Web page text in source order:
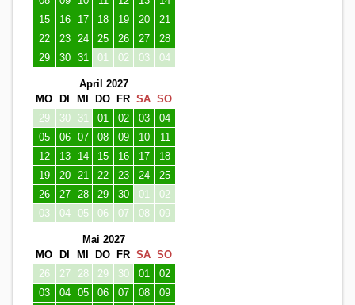
15
16 17 18 19 20
21
22
23 24 25 26 27
28
29
30 31 01 02 03 04
April 2027
MO
DI MI DO FR SA SO
29
30 31 01 02 03
04
05
06 07 08 09 10
11
12
13 14 15 16 17
18
19
20 21 22 23 24
25
26
27 28 29 30 01
02
03
04 05 06 07 08 09
Mai 2027
MO
DI MI DO FR SA SO
26
27 28 29 30 01
02
03
04 05 06 07 08
09